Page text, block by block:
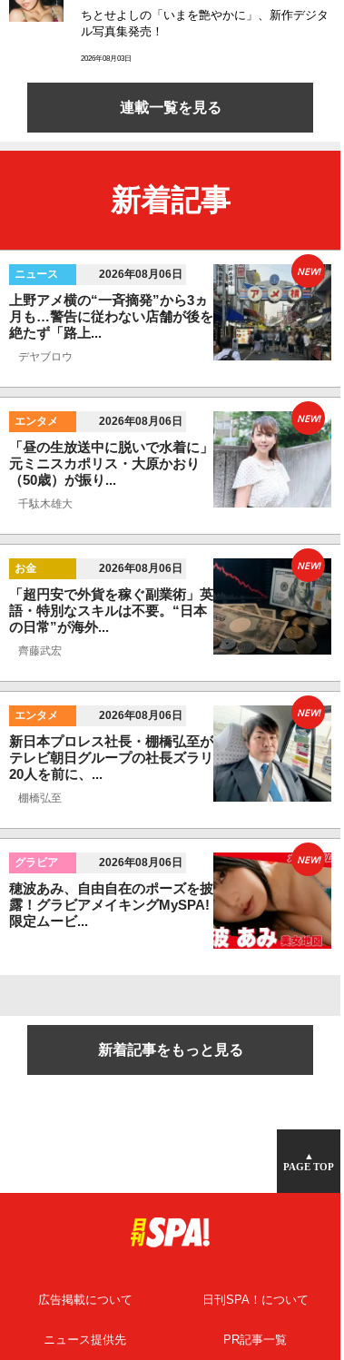
ちとせよしの「いまを艶やかに」、新作デジタ
ル写真集発売！
2026年08月03日
連載一覧を見る
新着記事
ニュース 2026年08月06日
上野アメ横の“一斉摘発”から3ヵ
月も…警告に従わない店舗が後を
絶たず「路上...
デヤブロウ
NEW!
エンタメ 2026年08月06日
「昼の生放送中に脱いで水着に」
元ミニスカポリス・大原かおり
（50歳）が振り...
千駄木雄大
NEW!
お金 2026年08月06日
「超円安で外貨を稼ぐ副業術」英
語・特別なスキルは不要。“日本
の日常”が海外...
齊藤武宏
NEW!
エンタメ 2026年08月06日
新日本プロレス社長・棚橋弘至が
テレビ朝日グループの社長ズラリ
20人を前に、...
棚橋弘至
NEW!
グラビア 2026年08月06日
穂波あみ、自由自在のポーズを披
露！グラビアメイキングMySPA!
限定ムービ...
NEW!
新着記事をもっと見る
▲
PAGE TOP
広告掲載について 日刊SPA！について
ニュース提供先 PR記事一覧